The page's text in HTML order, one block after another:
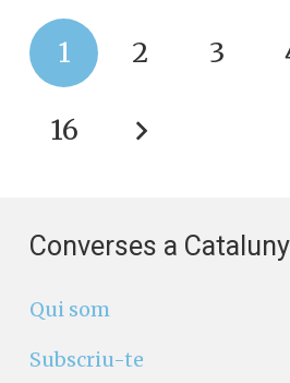
Converses a Catalunya
Subscriu-te
Informació legal